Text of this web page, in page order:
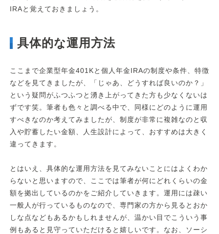
IRAと覚えておきましょう。
具体的な運用方法
ここまで企業型年金401Kと個人年金IRAの制度や条件、特徴
などを見てきましたが、「じゃあ、どうすれば良いのか？」
という疑問がふつふつと湧き上がってきた方も少なくないは
ずです笑。筆者も色々と調べる中で、同様にどのように運用
すべきなのか考えてみましたが、制度が非常に複雑なのと収
入や貯蓄したい金額、人生設計によって、おすすめは大きく
違ってきます。
とはいえ、具体的な運用方法を見てみないことにはよくわか
らないと思いますので、ここでは筆者が何にどれくらいの金
額を拠出しているのかをご紹介していきます。運用には疎い
一般人が行っているものなので、専門家の方から見るとおか
しな点などもあるかもしれませんが、温かい目でこういう事
例もあると見守っていただけると嬉しいです。なお、ソーシ